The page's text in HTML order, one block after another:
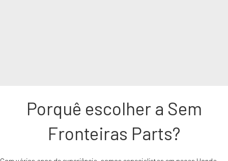
Porquê escolher a Sem
Fronteiras Parts?